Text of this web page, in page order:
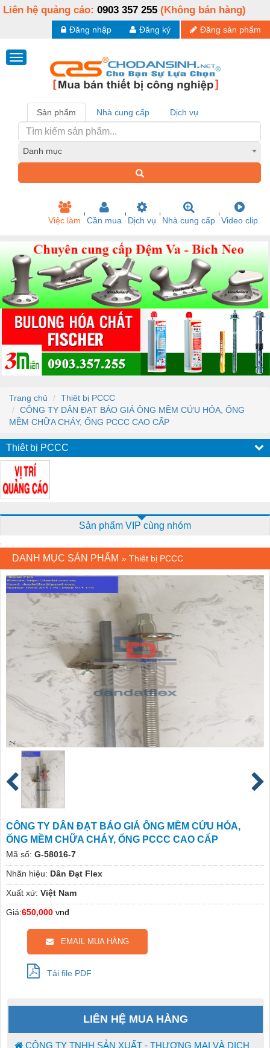
Liên hệ quảng cáo: 0903 357 255 (Không bán hàng)
Đăng sản phẩm
Đăng ký
Đăng nhập
Sản phẩm Nhà cung cấp Dịch vụ
Danh mục
Việc làm Cần mua Dịch vụ Nhà cung cấp Video clip
Trang chủ
Thiêt bị PCCC
CÔNG TY DÂN ĐẠT BÁO GIÁ ÔNG MỀM CỨU HỎA, ỐNG
MỀM CHỮA CHÁY, ỐNG PCCC CAO CẤP
Thiêt bị PCCC
Sản phẩm VIP cùng nhóm
DANH MỤC SẢN PHẨM » Thiêt bị PCCC
CÔNG TY DÂN ĐẠT BÁO GIÁ ÔNG MỀM CỨU HỎA,
ỐNG MỀM CHỮA CHÁY, ỐNG PCCC CAO CẤP
Mã số: G-58016-7
Nhãn hiệu: Dân Đạt Flex
Xuất xứ: Việt Nam
Giá:650,000 vnđ
EMAIL MUA HÀNG
Tải file PDF
LIÊN HỆ MUA HÀNG
CÔNG TY TNHH SẢN XUẤT - THƯƠNG MẠI VÀ DỊCH